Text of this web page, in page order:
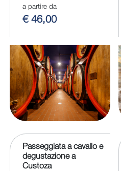
a partire da
€ 46,00
Passeggiata a cavallo e
degustazione a
Custoza